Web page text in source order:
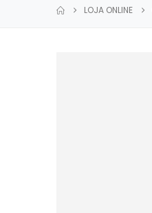
LOJA ONLINE